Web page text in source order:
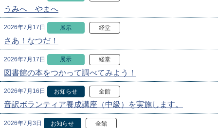
うみへ やまへ
2026年7月17日 展示 経堂
さあ！なつだ！
2026年7月17日 展示 経堂
図書館の本をつかって調べてみよう！
2026年7月16日 お知らせ 全館
音訳ボランティア養成講座（中級）を実施します。
2026年7月3日 お知らせ 全館